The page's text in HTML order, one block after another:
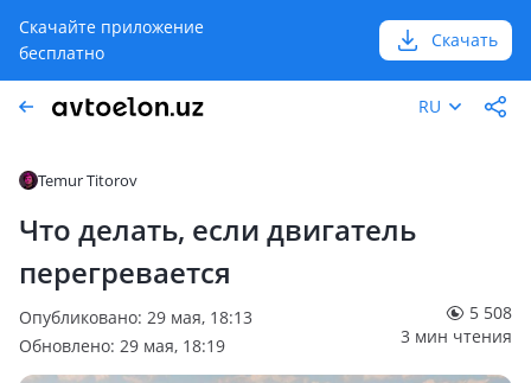
Скачайте приложение
бесплатно
Скачать
RU
Temur Titorov
Что делать, если двигатель
перегревается
Опубликовано: 29 мая, 18:13
Обновлено: 29 мая, 18:19
5 508
3 мин чтения